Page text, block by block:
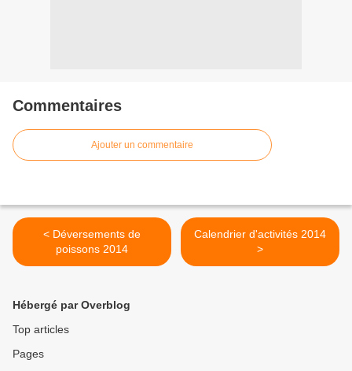
Commentaires
Ajouter un commentaire
< Déversements de
poissons 2014
Calendrier d'activités 2014
>
Hébergé par Overblog
Top articles
Pages